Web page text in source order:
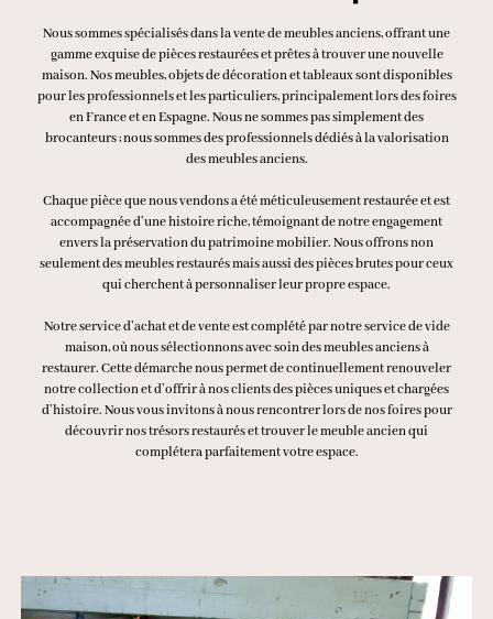
Nous sommes spécialisés dans la vente de meubles anciens, offrant une
gamme exquise de pièces restaurées et prêtes à trouver une nouvelle
maison. Nos meubles, objets de décoration et tableaux sont disponibles
pour les professionnels et les particuliers, principalement lors des foires
en France et en Espagne. Nous ne sommes pas simplement des
brocanteurs ; nous sommes des professionnels dédiés à la valorisation
des meubles anciens.
Chaque pièce que nous vendons a été méticuleusement restaurée et est
accompagnée d’une histoire riche, témoignant de notre engagement
envers la préservation du patrimoine mobilier. Nous offrons non
seulement des meubles restaurés mais aussi des pièces brutes pour ceux
qui cherchent à personnaliser leur propre espace.
Notre service d’achat et de vente est complété par notre service de vide
maison, où nous sélectionnons avec soin des meubles anciens à
restaurer. Cette démarche nous permet de continuellement renouveler
notre collection et d’offrir à nos clients des pièces uniques et chargées
d’histoire. Nous vous invitons à nous rencontrer lors de nos foires pour
découvrir nos trésors restaurés et trouver le meuble ancien qui
complétera parfaitement votre espace.